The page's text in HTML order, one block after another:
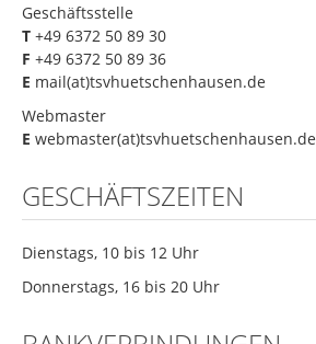
News Turnen
News Volleyball
News Gastronomie
Mitgliedschaft
Kontakt
Geschäftsstelle
T +49 6372 50 89 30
F +49 6372 50 89 36
E mail(at)tsvhuetschenhausen.de
Webmaster
E webmaster(at)tsvhuetschenhausen.de
GESCHÄFTSZEITEN
Dienstags, 10 bis 12 Uhr
Donnerstags, 16 bis 20 Uhr